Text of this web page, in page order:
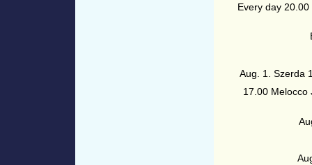
Every day
Aug. 1. Szerda
17.00 Melocco